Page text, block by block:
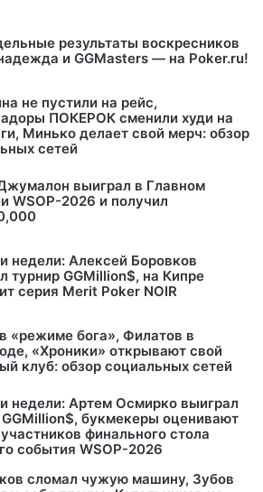
результаты воскресников
и GGMasters — на Poker.ru!
не пустили на рейс,
ПОКЕРОК сменили худи на
Минько делает свой мерч: обзор
сетей
выиграл в Главном
WSOP-2026 и получил
недели: Алексей Боровков
турнир GGMillion$, на Кипре
серия Merit Poker NOIR
«режиме бога», Филатов в
«Хроники» открывают свой
клуб: обзор социальных сетей
недели: Артем Осмирко выиграл
GGMillion$, букмекеры оценивают
финального стола
события WSOP-2026
сломал чужую машину, Зубов